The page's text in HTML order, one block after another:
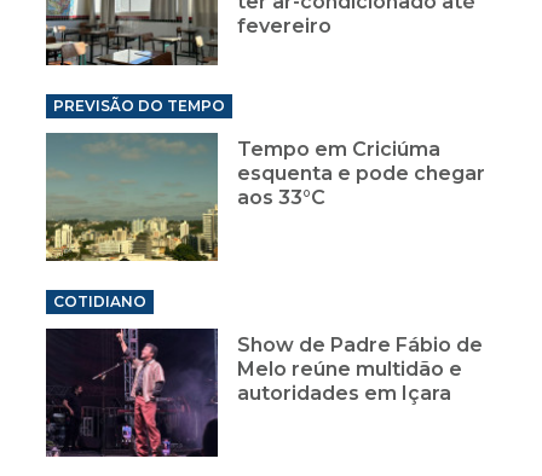
fevereiro
PREVISÃO DO TEMPO
Tempo em Criciúma
esquenta e pode chegar
aos 33°C
COTIDIANO
Show de Padre Fábio de
Melo reúne multidão e
autoridades em Içara